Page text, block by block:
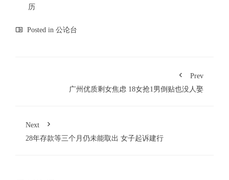
历
Posted in 公论台
Prev
广州优质剩女焦虑 18女抢1男倒贴也没人娶
Next
28年存款等三个月仍未能取出 女子起诉建行